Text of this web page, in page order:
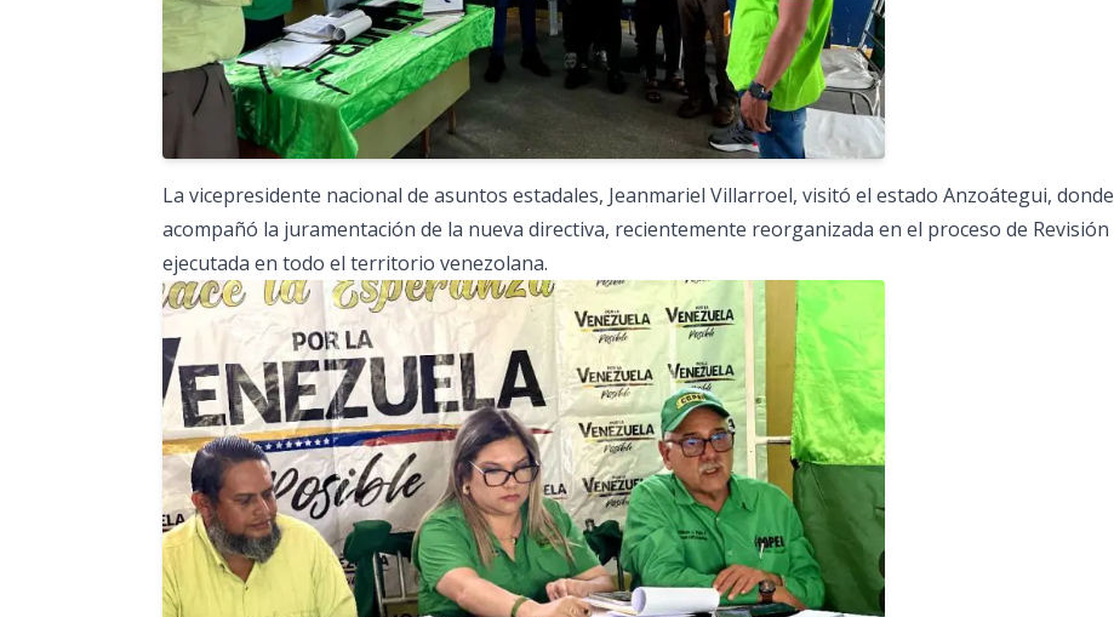
La vicepresidente nacional de asuntos estadales, Jeanmariel Villarroel, visitó el estado Anzoátegui, donde
acompañó la juramentación de la nueva directiva, recientemente reorganizada en el proceso de Revisión
ejecutada en todo el territorio venezolana.